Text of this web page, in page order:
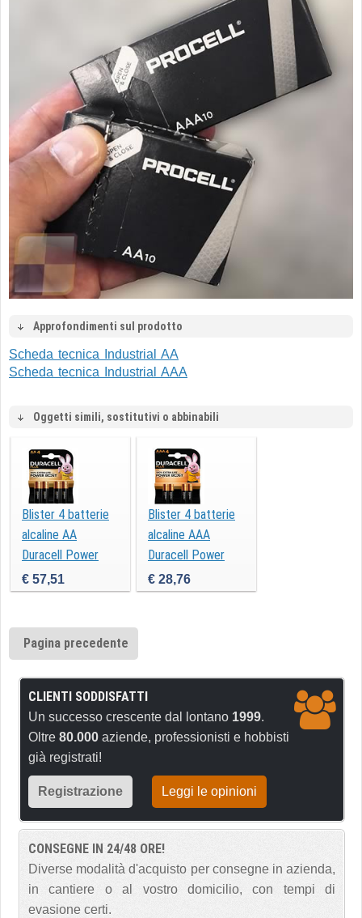
Approfondimenti sul prodotto
Scheda tecnica Industrial AA
Scheda tecnica Industrial AAA
Oggetti simili, sostitutivi o abbinabili
Blister 4 batterie
alcaline AA
Duracell Power
Boost MN1500
€ 57,51
Blister 4 batterie
alcaline AAA
Duracell Power
Boost MN2400
€ 28,76
Pagina precedente
CLIENTI SODDISFATTI
Un successo crescente dal lontano 1999.
Oltre 80.000 aziende, professionisti e hobbisti
già registrati!
Registrazione Leggi le opinioni
CONSEGNE IN 24/48 ORE!
Diverse modalità d'acquisto per consegne in azienda,
in cantiere o al vostro domicilio, con tempi di
evasione certi.